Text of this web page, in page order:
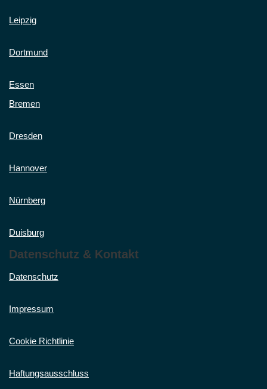
Leipzig
Dortmund
Essen
Bremen
Dresden
Hannover
Nürnberg
Duisburg
Datenschutz & Kontakt
Datenschutz
Impressum
Cookie Richtlinie
Haftungsausschluss